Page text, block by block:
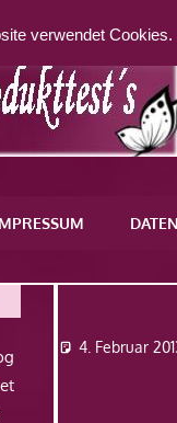
4. Februar
verwendet